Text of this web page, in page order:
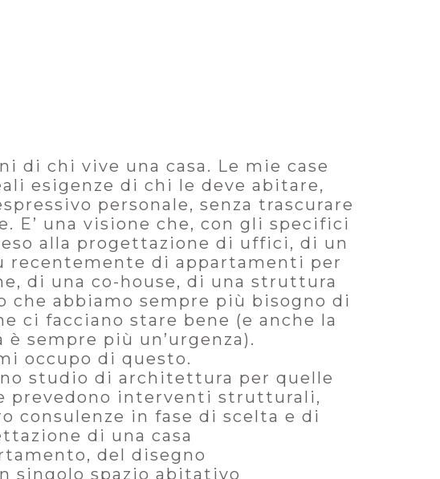
di chi vive una casa. Le mie case
esigenze di chi le deve abitare,
personale, senza trascurare
E’ una visione che, con gli specifici
alla progettazione di uffici, di un
recentemente di appartamenti per
di una co-house, di una struttura
che abbiamo sempre più bisogno di
ci facciano stare bene (e anche la
sempre più un’urgenza).
occupo di questo.
studio di architettura per quelle
prevedono interventi strutturali,
consulenze in fase di scelta e di
di una casa
del disegno
singolo spazio abitativo